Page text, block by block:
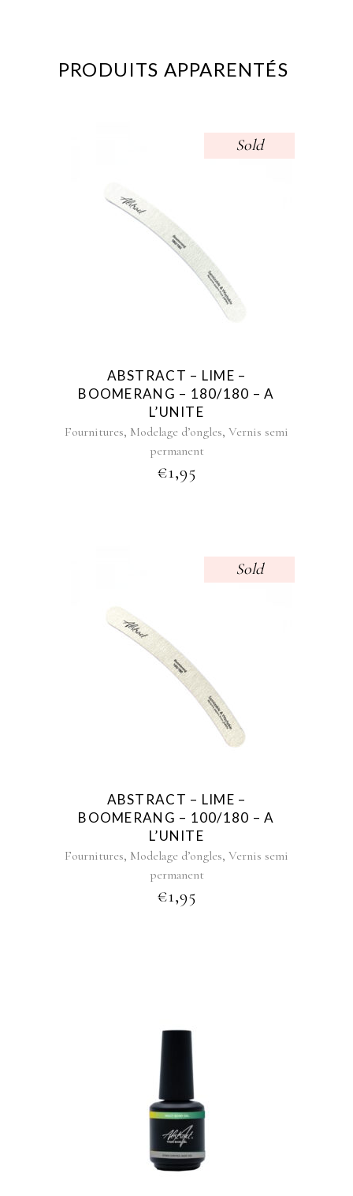
PRODUITS APPARENTÉS
Sold
ABSTRACT – LIME –
BOOMERANG – 180/180 – A
L’UNITE
Fournitures, Modelage d’ongles, Vernis semi
permanent
€1,95
Sold
ABSTRACT – LIME –
BOOMERANG – 100/180 – A
L’UNITE
Fournitures, Modelage d’ongles, Vernis semi
permanent
€1,95